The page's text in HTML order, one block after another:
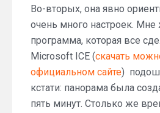
Во-вторых, она явно
очень много настроек.
программа, которая все
Microsoft ICE (скачать
официальном сайте)
кстати: панорама была
пять минут. Столько же